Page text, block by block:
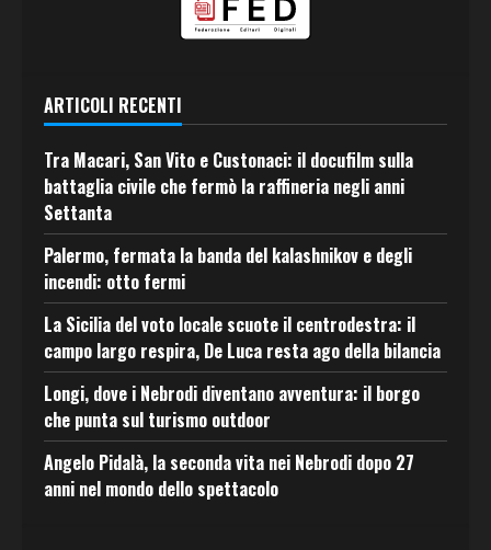
ARTICOLI RECENTI
Tra Macari, San Vito e Custonaci: il docufilm sulla
battaglia civile che fermò la raffineria negli anni
Settanta
Palermo, fermata la banda del kalashnikov e degli
incendi: otto fermi
La Sicilia del voto locale scuote il centrodestra: il
campo largo respira, De Luca resta ago della bilancia
Longi, dove i Nebrodi diventano avventura: il borgo
che punta sul turismo outdoor
Angelo Pidalà, la seconda vita nei Nebrodi dopo 27
anni nel mondo dello spettacolo